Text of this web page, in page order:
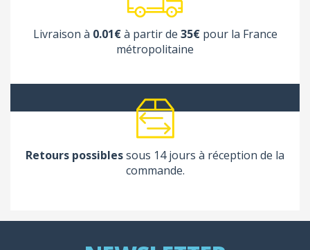
Livraison à 0.01€à partir de 35€pour la France
métropolitaine
Retours possiblessous 14 jours à réception de la
commande.